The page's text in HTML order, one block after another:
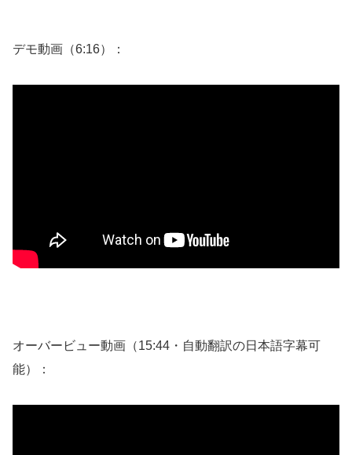
デモ動画（6:16）：
オーバービュー動画（15:44・自動翻訳の日本語字幕可
能）：